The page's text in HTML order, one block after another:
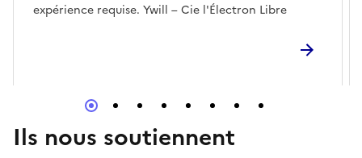
expérience requise. Ywill – Cie l'Électron Libre
Ils nous soutiennent